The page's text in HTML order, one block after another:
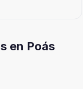
en Poás